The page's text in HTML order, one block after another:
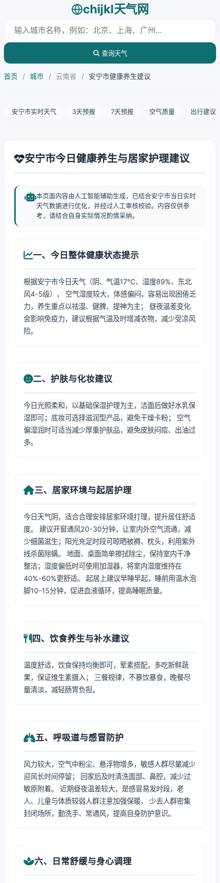
chijkl天气网
查询天气
首页 / 城市 / 云南省 / 安宁市健康养生建议
安宁市实时天气 3天预报 7天预报 空气质量 出行建议
安宁市今日健康养生与居家护理建议
本页面内容由人工智能辅助生成，已结合安宁市当日实时
天气数据进行优化，并经过人工审核校验。内容仅供参
考，请结合自身实际情况酌情采纳。
一、今日整体健康状态提示
根据安宁市今日天气（阴、气温17℃、湿度89%、东北
风4-5级）， 空气湿度较大，体感偏闷，容易出现困倦乏
力，养生重点以祛湿、健脾、提神为主； 昼夜温差变化
会影响免疫力，建议根据气温及时增减衣物，减少受凉风
险。
二、护肤与化妆建议
今日光照柔和，以基础保湿护理为主，洁面后做好水乳保
湿即可；底妆可选择滋润型产品，避免干燥卡粉； 空气
偏湿润时可适当减少厚重护肤品，避免皮肤闷痘、出油过
多。
三、居家环境与起居护理
今日天气阴，适合合理安排居家环境打理，提升居住舒适
度。 建议开窗通风20-30分钟，让室内外空气流通，减
少细菌滋生；阳光充足时段可晾晒被褥、枕头，利用紫外
线杀菌除螨。 地面、桌面简单擦拭除尘，保持室内干净
整洁；湿度偏低时可使用加湿器，将室内湿度维持在
40%-60%更舒适。 起居上建议早睡早起，睡前用温水泡
脚10-15分钟，促进血液循环，提高睡眠质量。
四、饮食养生与补水建议
温度舒适，饮食保持均衡即可，荤素搭配，多吃新鲜蔬
果，保证维生素摄入； 三餐规律，不暴饮暴食，晚餐尽
量清淡，减轻肠胃负担。
五、呼吸道与感冒防护
风力较大，空气中粉尘、悬浮物增多，敏感人群尽量减少
迎风长时间停留； 回家后及时清洗面部、鼻腔，减少过
敏原附着。 近期昼夜温差较大，是感冒易发时段，老
人、儿童与体质较弱人群注意加强保暖， 少去人群密集
封闭场所，勤洗手、常通风，提高自身防护意识。
六、日常舒缓与身心调理